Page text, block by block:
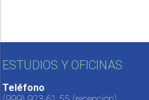
ESTUDIOS Y OFICINAS
Teléfono